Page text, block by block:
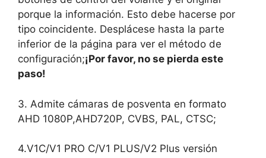
porque la información. Esto debe hacerse por
tipo coincidente. Desplácese hasta la parte
inferior de la página para ver el método de
configuración;¡Por favor, no se pierda este
paso!
3. Admite cámaras de posventa en formato
AHD 1080P,AHD720P, CVBS, PAL, CTSC;
4.V1C/V1 PRO C/V1 PLUS/V2 Plus versión